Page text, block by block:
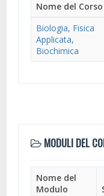
Nome del Corso
Biologia, Fisica
Applicata,
Biochimica
MODULI DEL
Nome del
Modulo